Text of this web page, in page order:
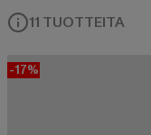
11 TUOTTEITA
-17%